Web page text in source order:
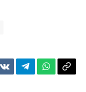
VKontakte
TelegramWhatsApp
Copy